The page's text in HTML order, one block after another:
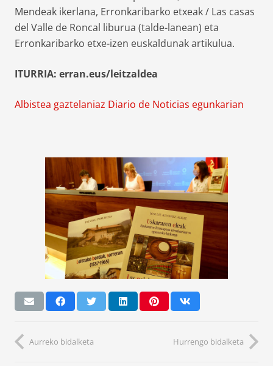
Mendeak ikerlana, Erronkaribarko etxeak / Las casas
del Valle de Roncal liburua (talde-lanean) eta
Erronkaribarko etxe-izen euskaldunak artikulua.
ITURRIA: erran.eus/leitzaldea
Albistea gaztelaniaz Diario de Noticias egunkarian
Aurreko bidalketa Hurrengo bidalketa